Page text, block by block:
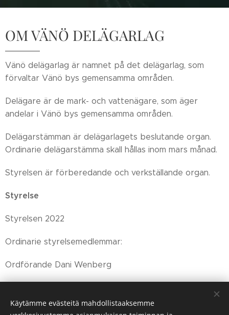
OM VÄNÖ DELÄGARLAG
Vänö delägarlag är namnet på det delägarlag, som
förvaltar Vänö bys gemensamma områden.
Delägare är de mark- och vattenägare, som äger
andelar i Vänö bys gemensamma områden.
Delägarstämman är delägarlagets beslutande organ.
Ordinarie delägarstämma skall hållas inom mars månad.
Styrelsen är förberedande och verkställande organ.
Styrelse
Styrelsen 2022
Ordinarie styrelsemedlemmar:
Ordförande Dani Wenberg
Mikaela Wenberg
Käytämme evästeitä mahdollistaaksemme